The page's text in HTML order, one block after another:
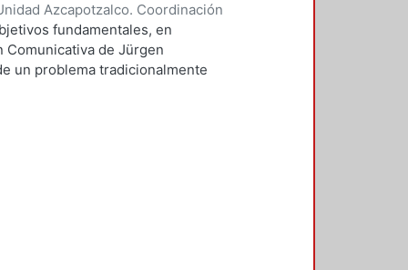
Azcapotzalco. Coordinación
MIRANDA, CLAUDIA ELISA
fundamentales, en
Comunicativa de Jürgen
un problema tradicionalmente